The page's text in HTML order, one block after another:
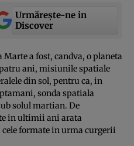
Urmărește-ne in
Discover
a fost, candva, o planeta
ani, misiunile spatiale
din sol, pentru ca, in
sonda spatiala
solul martian. De
in ultimii ani arata
cele formate in urma curgerii